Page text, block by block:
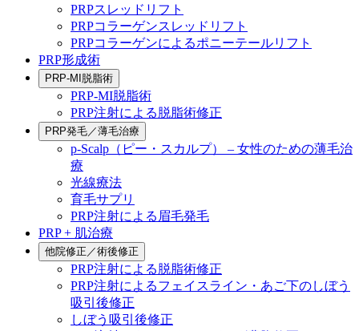
PRPスレッドリフト
PRPコラーゲンスレッドリフト
PRPコラーゲンによるポニーテールリフト
PRP形成術
PRP-MI脱脂術
PRP-MI脱脂術
PRP注射による脱脂術修正
PRP発毛／薄毛治療
p-Scalp（ピー・スカルプ） – 女性のための薄毛治
療
光線療法
育毛サプリ
PRP注射による眉毛発毛
PRP + 肌治療
他院修正／術後修正
PRP注射による脱脂術修正
PRP注射によるフェイスライン・あご下のしぼう
吸引後修正
しぼう吸引後修正